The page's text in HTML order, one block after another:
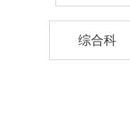
综合科